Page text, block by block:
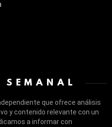
SEMANAL
que ofrece análisis
y contenido relevante con un
a informar con